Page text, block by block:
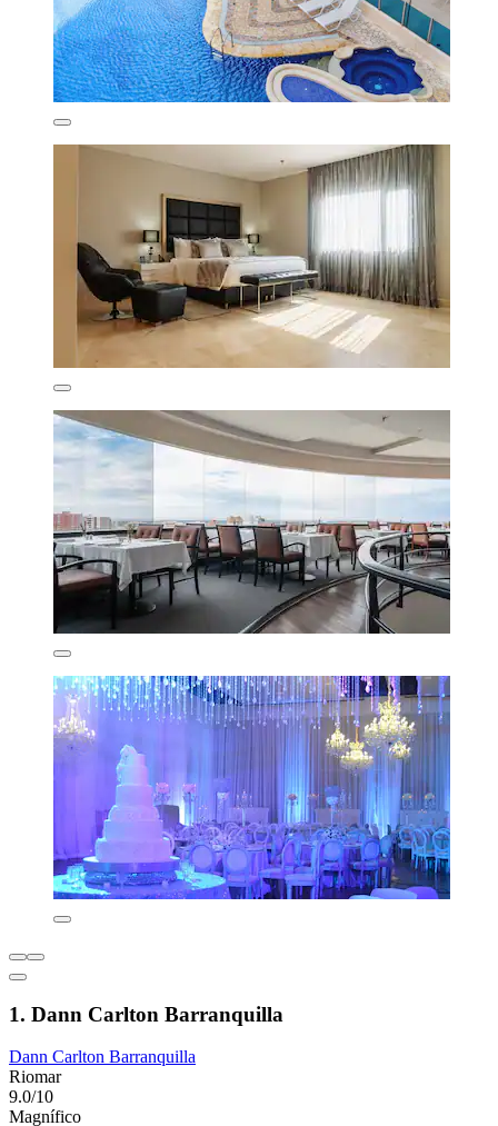
1. Dann Carlton Barranquilla
Dann Carlton Barranquilla
Riomar
9.0/10
Magnífico